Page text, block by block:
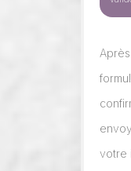
votre